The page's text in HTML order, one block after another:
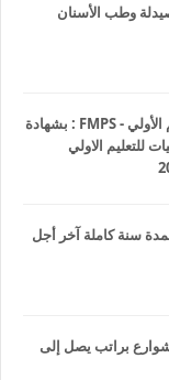
وطب الأسنان
المؤسسة المغربية للنهوض بالتعليم الأولي - FMPS : بشهادة
للتعليم الاولي
سنة كاملة آخر أجل
نظافة شوارع براتب يصل إلى